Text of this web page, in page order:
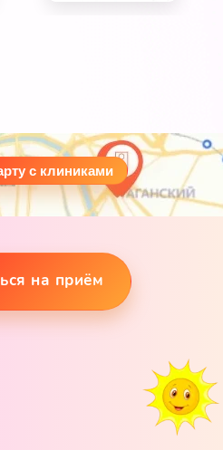
с клиниками
на приём